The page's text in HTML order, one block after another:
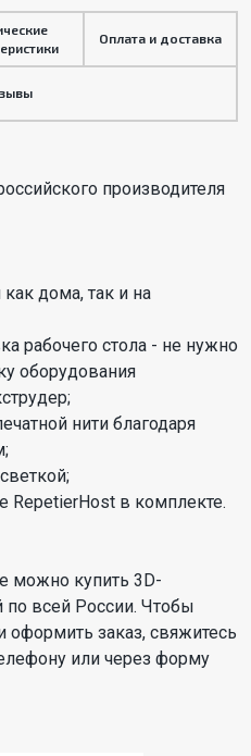
Оплата и доставка
производителя
дома, так и на
рабочего стола - не нужно
оборудования
нити благодаря
RepetierHost в комплекте.
можно купить 3D-
по всей России. Чтобы
оформить заказ, свяжитесь
или через форму